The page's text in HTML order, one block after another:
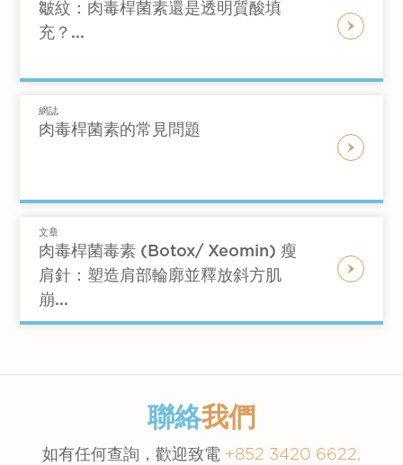
症。 當沒有明確原因出現時，稱為原發性多汗
症。
過度出汗一般與交感神經系統的運作有關，交感
神經系統負責監督身體的反應及作恆溫器的用
途。遺傳也是一個因素。患有原發性多汗症的患
也依然發送激活汗腺的信號。
使用藥品仿單標示外。藥品仿單標示外是合法且
常見的，但應仔細評估其風險和效果。
在療程中，醫生會使用一根非常細的針頭將微量
緩任何潛在的不適，醫生可能會使用冰敷鎮痛。
的神經遞質）釋放。普遍情況下，身體自然冷卻
的方式是當體溫升高時，神經系統會激活汗腺。
然而，多汗症患者的汗腺發出信號神經比較活
躍。透過將注射肉毒桿菌素到受影響的區域，汗
腺的活動就會減少。治療效果是局部、暫時的，
通常會持續幾個月，然後再需要重新治療。
壞處
肉毒桿菌素治療是暫時性，患者大約每年
需要進行一到兩次治療（取決於個人的情
較安全，但也有潛在副作用。包括暫時肌
肉無力、注射部位疼痛或瘀傷，在極少數
情況下會出現過敏反應。然而，副作用通
量的影響，並消除任何潛在導致繼發性多汗症的
醫療狀況。我們的醫生也會在治療計劃過程中考
皺紋：肉毒桿菌素還是透明質酸填
充？...
網誌
肉毒桿菌素的常見問題
文章
肉毒桿菌毒素 (Botox/ Xeomin) 瘦
肩針：塑造肩部輪廓並釋放斜方肌
崩...
聯絡我們
如有任何查詢，歡迎致電 +852 3420 6622,